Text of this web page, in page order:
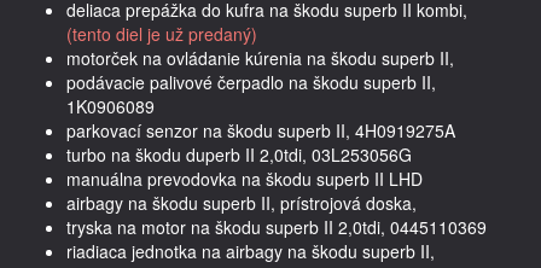
deliaca prepážka do kufra na škodu superb II kombi,
(tento diel je už predaný)
motorček na ovládanie kúrenia na škodu superb II,
podávacie palivové čerpadlo na škodu superb II,
1K0906089
parkovací senzor na škodu superb II, 4H0919275A
turbo na škodu duperb II 2,0tdi, 03L253056G
manuálna prevodovka na škodu superb II LHD
airbagy na škodu superb II, prístrojová doska,
tryska na motor na škodu superb II 2,0tdi, 0445110369
riadiaca jednotka na airbagy na škodu superb II,